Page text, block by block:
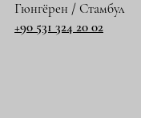
Гюнгёрен / Стамбул
+90 531 324 20 02